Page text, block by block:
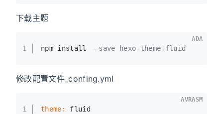
下载主题
1 npm install --save hexo-theme-fluid
ADA
修改配置文件_confing.yml
1 theme: fluid
AVRASM